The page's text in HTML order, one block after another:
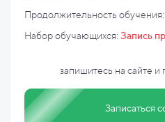
Продолжительность обучения:
Набор обучающихся: Запись
запишитесь на сайте и
Записаться